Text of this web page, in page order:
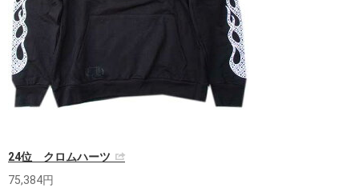
24位 クロムハーツ
75,384円